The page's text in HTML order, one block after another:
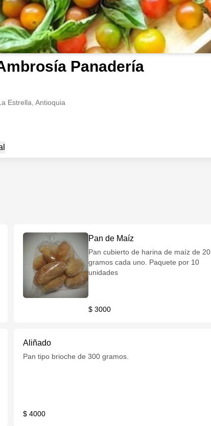
Panadería
Estrella, Antioquia
Pan de Maíz
Pan cubierto de harina de maíz de 20
gramos cada uno. Paquete por 10
unidades
$ 3000
Aliñado
Pan tipo brioche de 300 gramos.
$ 4000